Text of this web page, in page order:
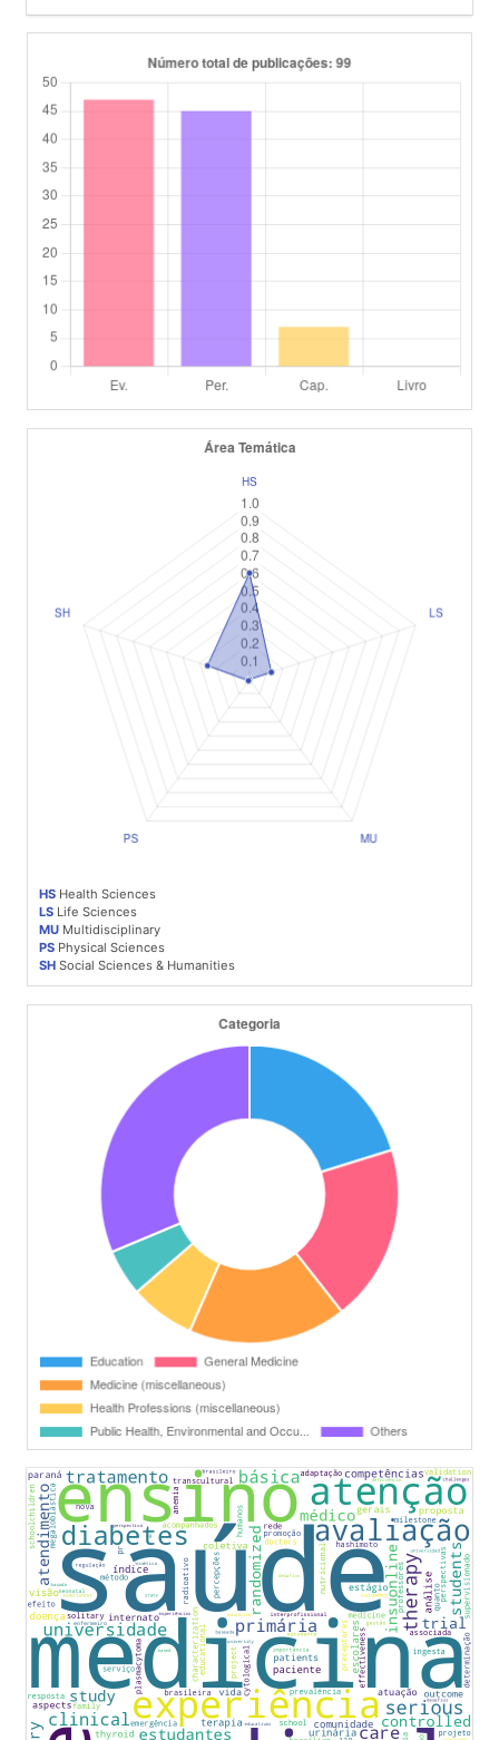
HS Health Sciences
LS Life Sciences
MU Multidisciplinary
PS Physical Sciences
SH Social Sciences & Humanities